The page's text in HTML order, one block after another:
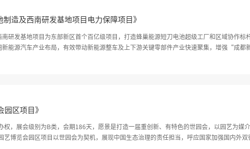
制造及西南研发基地项目电力保障项目》
研发基地项目为东部新区首个百亿级项目，打造蜂巢能源短刀电池超级工厂和区域协作标
能源汽车产业布局，有效带动新能源整车及上下游关键零部件产业快速聚集，增强“成
园区项目》
权，展会级别为B类，会期186天，愿景是打造一届重创新、有特色的世园会，以园艺为媒
艺博览会园区项目以世园会为契机，展现中国生态治理的责任担当，呼应国家加强国内外